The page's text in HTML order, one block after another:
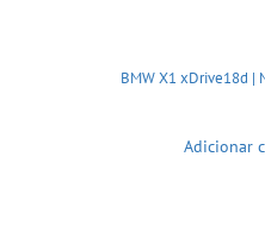
BMW X1 xDrive18d |
Adicionar